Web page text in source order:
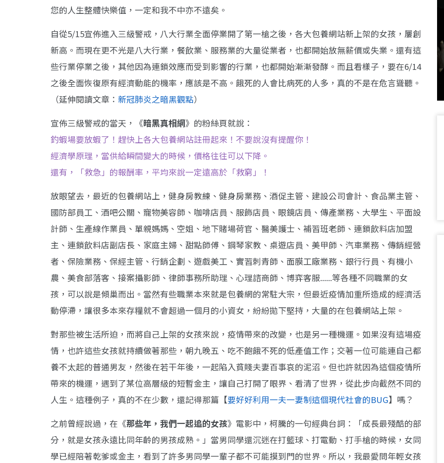
您的人生整體快樂值，一定和我不中亦不遠矣。
自從5/15宣佈進入三級警戒，八大行業全面停業開了第一槍之後，各大包養網站新上架的女孩，屢創
新高。而現在更不光是八大行業，餐飲業、服務業的大量從業者，也都開始放無薪價或失業。還有這
些行業停業之後，其他因為連鎖效應而受到影響的行業，也都開始漸漸發酵。而且看樣子，要在6/14
之後全面恢復原有經濟動能的機率，應該是不高。餓死的人會比病死的人多，真的不是在危言聳聽。
（延伸閱讀文章： 新冠肺炎之暗黑觀點）
宣佈三級警戒的當天，《暗黑真相網》的粉絲頁就說：
釣蝦場要放蝦了！趕快上各大包養網站註冊起來！不要說沒有提醒你！
經濟學原理，當供給瞬間變大的時候，價格往往可以下降。
還有，「救急」的報酬率，平均來說一定遠高於「救窮」！
放眼望去，最近的包養網站上，健身房教練、健身房業務、酒促主管、建設公司會計、食品業主管、
國防部員工、酒吧公關、寵物美容師、咖啡店員、服飾店員、眼鏡店員、傳產業務、大學生、平面設
計師、生產線作業員、單親媽媽、空姐、地下賭場荷官、醫美護士、補習班老師、連鎖飲料店加盟
主、連鎖飲料店副店長、家庭主婦、甜點師傅、鋼琴家教、桌遊店員、美甲師、汽車業務、傳銷經營
者、保險業務、保經主管、行銷企劃、遊戲美工、實習刺青師、面膜工廠業務、銀行行員、有機小
農、美食部落客、接案攝影師、律師事務所助理、心理諮商師、博弈客服......等各種不同職業的女
孩，可以說是傾巢而出。當然有些職業本來就是包養網的常駐大宗，但最近疫情加重所造成的經濟活
動停滯，讓很多本來存糧就不會超過一個月的小資女，紛紛拋下堅持，大量的在包養網站上架。
對那些被生活所迫，而將自己上架的女孩來說，疫情帶來的改變，也是另一種機運。如果沒有這場疫
情，也許這些女孩就持續做著那些，朝九晚五、吃不飽餓不死的低產值工作；交著一位可能連自己都
養不太起的普通男友，然後在若干年後，一起陷入貧賤夫妻百事哀的泥沼。但也許就因為這個疫情所
帶來的機運，遇到了某位高層級的短暫金主，讓自己打開了眼界、看清了世界，從此步向截然不同的
人生。這種例子，真的不在少數，還記得那篇【要好好利用一夫一妻制這個現代社會的BUG】嗎？
之前曾經說過，在《那些年，我們一起追的女孩》電影中，柯騰的一句經典台詞：「成長最殘酷的部
分，就是女孩永遠比同年齡的男孩成熟。」當男同學還沉迷在打籃球、打電動、打手槍的時候，女同
學已經陪著乾爹或金主，看到了許多男同學一輩子都不可能摸到門的世界。所以，我最愛問年輕女孩